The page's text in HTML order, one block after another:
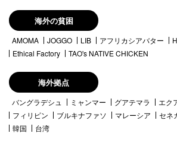
海外の貧困
AMOMA JOGGO LIB アフリカシアバター
Ethical Factory
TAO's NATIVE CHICKEN
海外拠点
バングラデシュ ミャンマー グアテマラ エク
フィリピン
ブルキナファソ マレーシア セネ
韓国
台湾